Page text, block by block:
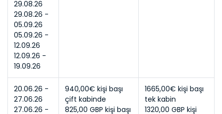
29.08.26 -
05.09.26 -
12.09.26 -
19.09.26
20.06.26 -
27.06.26
27.06.26 -
940,00€ kişi başı
çift kabinde
825,00 GBP kişi başı
1665,00€ kişi başı
tek kabin
1320,00 GBP kişi